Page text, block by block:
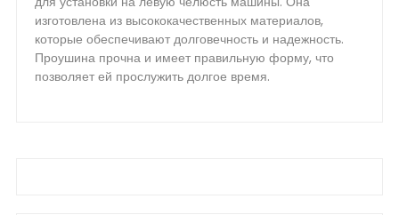
изготовлена из высококачественных материалов,
которые обеспечивают долговечность и надежность.
Проушина прочна и имеет правильную форму, что
позволяет ей прослужить долгое время.